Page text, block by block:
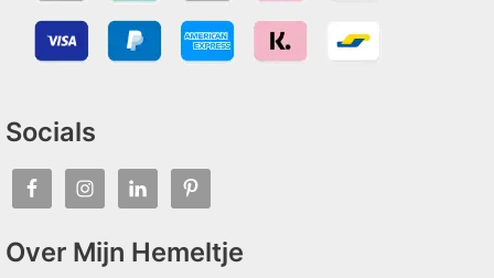
Socials
Over Mijn Hemeltje